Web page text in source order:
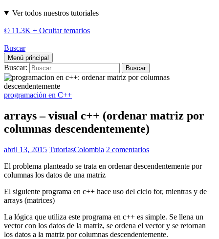
Ver todos nuestros tutoriales
© 11.3K + Ocultar temarios
Buscar
Menú principal
Buscar:
programación en C++
arrays – visual c++ (ordenar matriz por
columnas descendentemente)
abril 13, 2015 TutoriasColombia 2 comentarios
El problema planteado se trata en ordenar descendentemente por
columnas los datos de una matriz
El siguiente programa en c++ hace uso del ciclo for, mientras y de
arrays (matrices)
La lógica que utiliza este programa en c++ es simple. Se llena un
vector con los datos de la matriz, se ordena el vector y se retornan
los datos a la matriz por columnas descendentemente.